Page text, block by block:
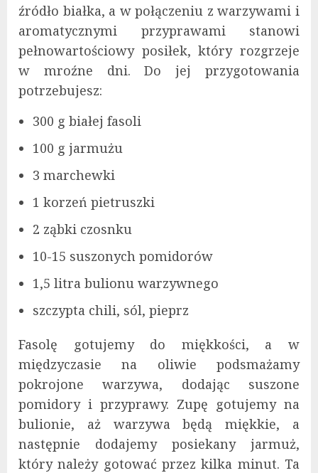
źródło białka, a w połączeniu z warzywami i
aromatycznymi przyprawami stanowi
pełnowartościowy posiłek, który rozgrzeje
w mroźne dni. Do jej przygotowania
potrzebujesz:
300 g białej fasoli
100 g jarmużu
3 marchewki
1 korzeń pietruszki
2 ząbki czosnku
10-15 suszonych pomidorów
1,5 litra bulionu warzywnego
szczypta chili, sól, pieprz
Fasolę gotujemy do miękkości, a w
międzyczasie na oliwie podsmażamy
pokrojone warzywa, dodając suszone
pomidory i przyprawy. Zupę gotujemy na
bulionie, aż warzywa będą miękkie, a
następnie dodajemy posiekany jarmuż,
który należy gotować przez kilka minut. Ta